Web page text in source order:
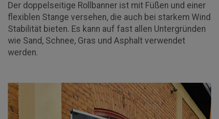
Der doppelseitige Rollbanner ist mit Füßen und einer
flexiblen Stange versehen, die auch bei starkem Wind
Stabilität bieten. Es kann auf fast allen Untergründen
wie Sand, Schnee, Gras und Asphalt verwendet
werden.